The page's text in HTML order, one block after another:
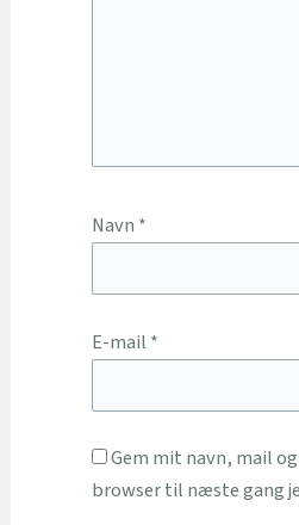
Navn *
E-mail *
Gem mit navn, mail
browser til næste gang